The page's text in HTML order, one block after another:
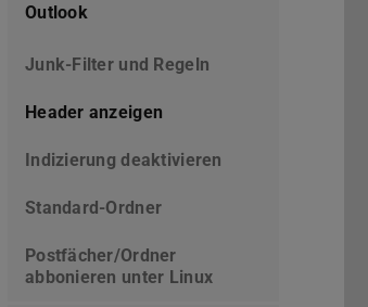
Outlook
Junk-Filter und Regeln
Header anzeigen
Indizierung deaktivieren
Standard-Ordner
Postfächer/Ordner
abbonieren unter Linux